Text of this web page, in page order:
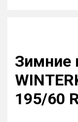
Зимние
195/60